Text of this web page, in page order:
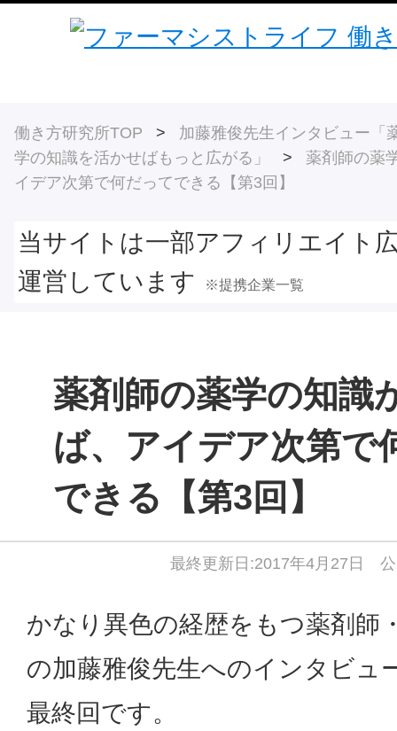
働き方研究所TOP > 加藤雅俊先生インタビュー「
学の知識を活かせばもっと広がる」
> 薬剤師の薬
イデア次第で何だってできる【第3回】
当サイトは一部アフィリエイト
運営しています
※提携企業一覧
薬剤師の薬学の知識
ば、アイデア次第で
できる【第3回】
最終更新日:2017年4月27日
かなり異色の経歴をもつ薬剤師
の加藤雅俊先生へのインタビュ
最終回です。